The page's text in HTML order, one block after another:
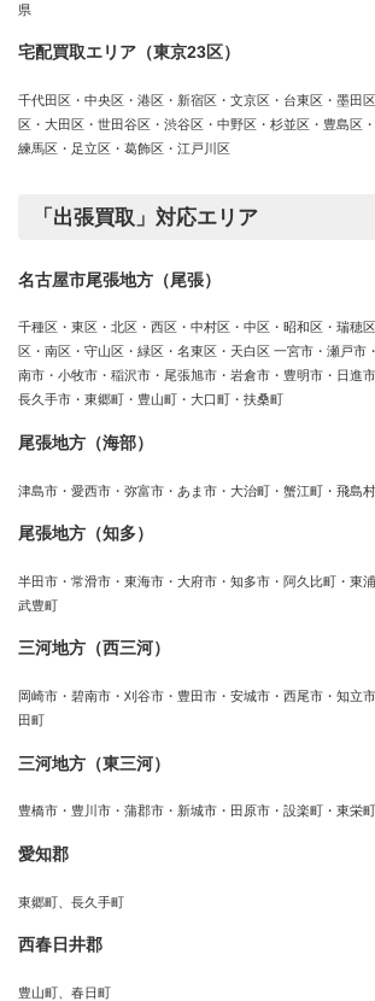
県
宅配買取エリア（東京23区）
千代田区・中央区・港区・新宿区・文京区・台東区・墨田
区・大田区・世田谷区・渋谷区・中野区・杉並区・豊島区
練馬区・足立区・葛飾区・江戸川区
「出張買取」対応エリア
名古屋市尾張地方（尾張）
千種区・東区・北区・西区・中村区・中区・昭和区・瑞穂
区・南区・守山区・緑区・名東区・天白区 一宮市・瀬戸市
南市・小牧市・稲沢市・尾張旭市・岩倉市・豊明市・日進
長久手市・東郷町・豊山町・大口町・扶桑町
尾張地方（海部）
津島市・愛西市・弥富市・あま市・大治町・蟹江町・飛島村
尾張地方（知多）
半田市・常滑市・東海市・大府市・知多市・阿久比町・東
武豊町
三河地方（西三河）
岡崎市・碧南市・刈谷市・豊田市・安城市・西尾市・知立
田町
三河地方（東三河）
豊橋市・豊川市・蒲郡市・新城市・田原市・設楽町・東栄
愛知郡
東郷町、長久手町
西春日井郡
豊山町、春日町